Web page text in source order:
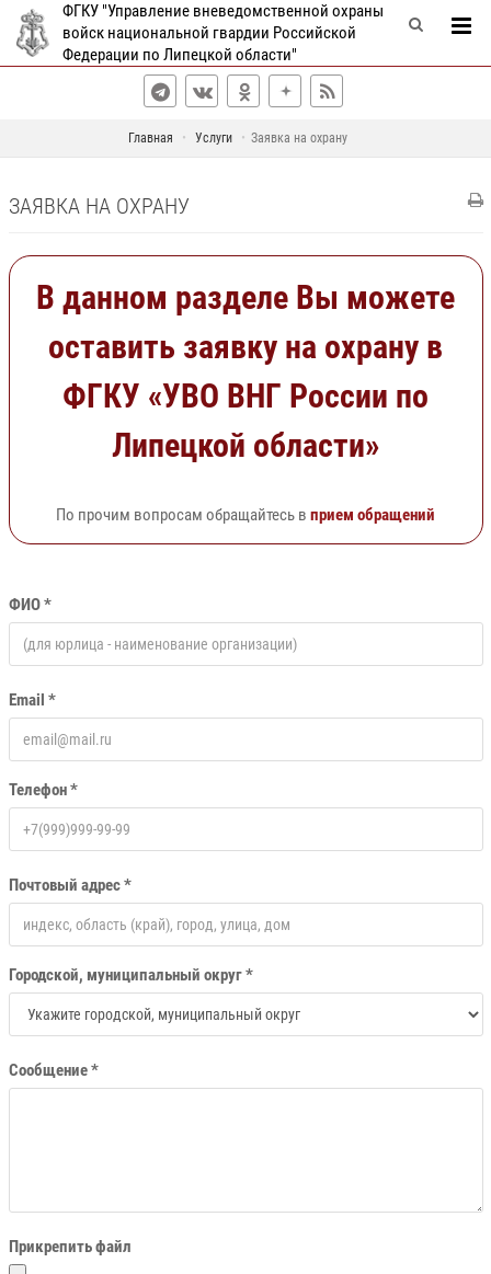
ФГКУ "Управление вневедомственной охраны
войск национальной гвардии Российской
Федерации по Липецкой области"
Главная Услуги Заявка на охрану
ЗАЯВКА НА ОХРАНУ
В данном разделе Вы можете
оставить заявку на охрану в
ФГКУ «УВО ВНГ России по
Липецкой области»
По прочим вопросам обращайтесь в прием обращений
ФИО *
Email *
Телефон *
Почтовый адрес *
Городской, муниципальный округ *
Сообщение *
Прикрепить файл